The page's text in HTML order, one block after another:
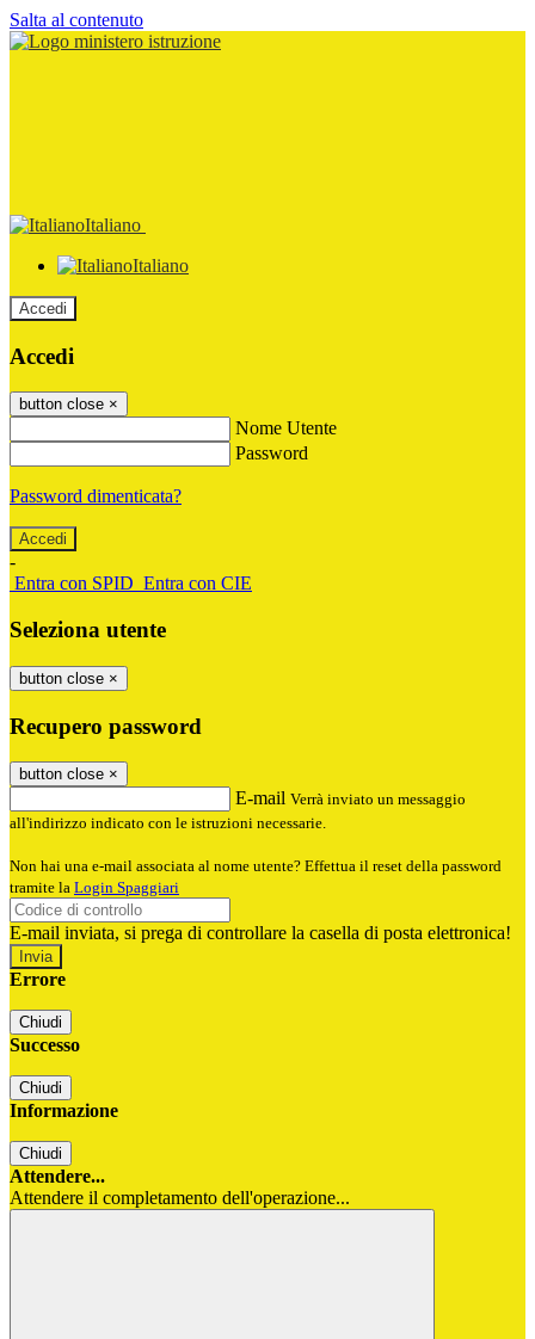
Salta al contenuto
Italiano
Italiano
Accedi
Accedi
button close ×
Nome Utente
Password
Password dimenticata?
-
Entra con SPID Entra con CIE
Seleziona utente
button close ×
Recupero password
button close ×
E-mail Verrà inviato un messaggio
all'indirizzo indicato con le istruzioni necessarie.
Non hai una e-mail associata al nome utente? Effettua il reset della password
tramite la Login Spaggiari
E-mail inviata, si prega di controllare la casella di posta elettronica!
Errore
Chiudi
Successo
Chiudi
Informazione
Chiudi
Attendere...
Attendere il completamento dell'operazione...